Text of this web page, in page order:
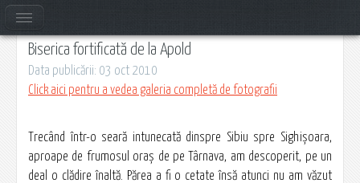
Biserica fortificată de la Apold
Data publicării: 03 oct 2010
Click aici pentru a vedea galeria completă de fotografii
Trecând într-o seară intunecată dinspre Sibiu spre Sighişoara,
aproape de frumosul oraş de pe Târnava, am descoperit, pe un
deal o clădire înaltă. Părea a fi o cetate însă atunci nu am văzut